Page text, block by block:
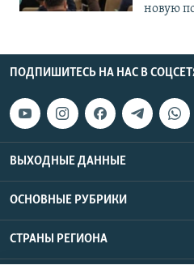
новую
ПОДПИШИТЕСЬ НА НАС В
ВЫХОДНЫЕ ДАННЫЕ
ОСНОВНЫЕ РУБРИКИ
СТРАНЫ РЕГИОНА